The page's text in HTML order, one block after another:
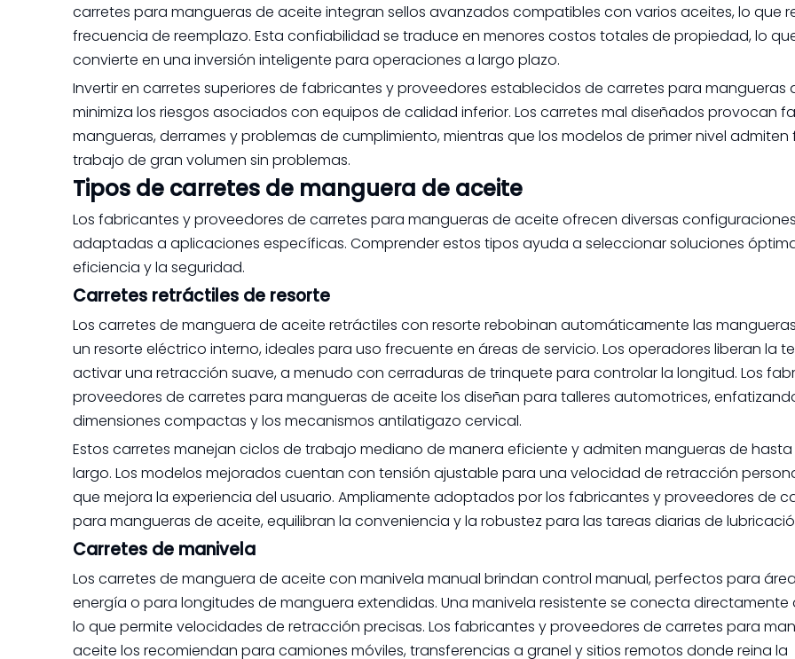
carretes para mangueras de aceite integran sellos avanzados compatibles con varios aceites, lo que
frecuencia de reemplazo. Esta confiabilidad se traduce en menores costos totales de propiedad, lo
convierte en una inversión inteligente para operaciones a largo plazo.
Invertir en carretes superiores de fabricantes y proveedores establecidos de carretes para mangueras
minimiza los riesgos asociados con equipos de calidad inferior. Los carretes mal diseñados provocan
mangueras, derrames y problemas de cumplimiento, mientras que los modelos de primer nivel admiten
trabajo de gran volumen sin problemas.
Tipos de carretes de manguera de aceite
Los fabricantes y proveedores de carretes para mangueras de aceite ofrecen diversas configuraciones
adaptadas a aplicaciones específicas. Comprender estos tipos ayuda a seleccionar soluciones
eficiencia y la seguridad.
Carretes retráctiles de resorte
Los carretes de manguera de aceite retráctiles con resorte rebobinan automáticamente las
un resorte eléctrico interno, ideales para uso frecuente en áreas de servicio. Los operadores liberan la
activar una retracción suave, a menudo con cerraduras de trinquete para controlar la longitud. Los
proveedores de carretes para mangueras de aceite los diseñan para talleres automotrices,
dimensiones compactas y los mecanismos antilatigazo cervical.
Estos carretes manejan ciclos de trabajo mediano de manera eficiente y admiten mangueras de hasta
largo. Los modelos mejorados cuentan con tensión ajustable para una velocidad de retracción
que mejora la experiencia del usuario. Ampliamente adoptados por los fabricantes y proveedores de
para mangueras de aceite, equilibran la conveniencia y la robustez para las tareas diarias de
Carretes de manivela
Los carretes de manguera de aceite con manivela manual brindan control manual, perfectos para
energía o para longitudes de manguera extendidas. Una manivela resistente se conecta directamente
lo que permite velocidades de retracción precisas. Los fabricantes y proveedores de carretes para
aceite los recomiendan para camiones móviles, transferencias a granel y sitios remotos donde reina la